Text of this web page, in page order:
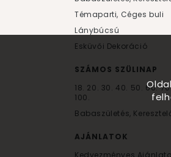
Témaparti, Céges buli
Lánybúcsú
Esküvői Dekoráció
SZÁMOS SZÜLINAP
18. 20. 30. 40. 50. 60.
100.
Babaszületés,
AJÁNLATOK
Kedvezményes